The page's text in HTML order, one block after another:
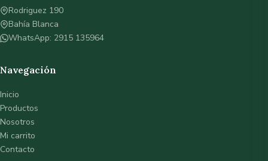
Rodriguez 190
Bahía Blanca
WhatsApp: 2915 135964
Navegación
Inicio
Productos
Nosotros
Mi carrito
Contacto